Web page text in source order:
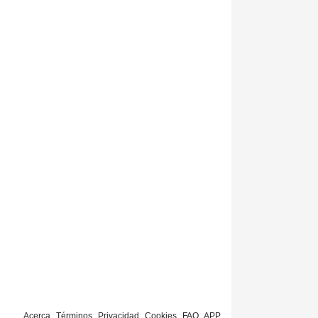
Acerca Términos Privacidad Cookies FAQ APP